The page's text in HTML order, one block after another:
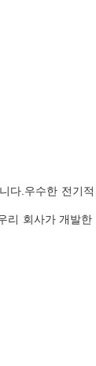
다.우수한 전기
리 회사가 개발한